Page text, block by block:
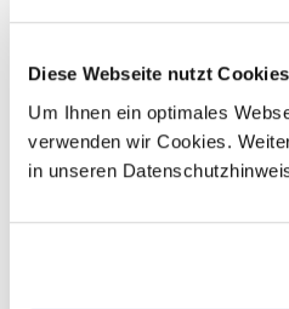
Diese Webseite nutzt Cookies
Um Ihnen ein optimales
verwenden wir Cookies.
in unseren
Ihr Kuba
5 Gründe warum Sie mit
die richtige
25